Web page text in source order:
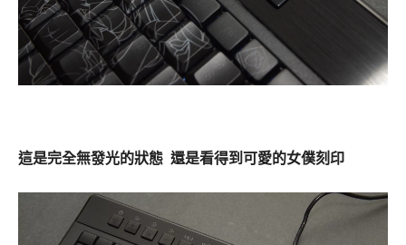
這是完全無發光的狀態 還是看得到可愛的女僕刻印